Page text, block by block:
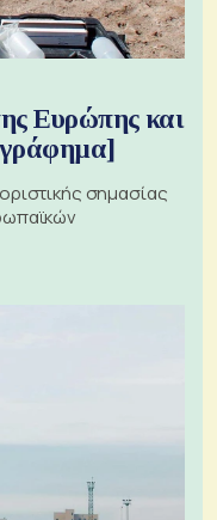
Ευρώπης και
σημασίας